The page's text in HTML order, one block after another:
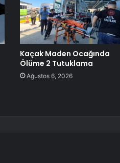
Kaçak Maden Ocağında
Ölüme 2 Tutuklama
Ağustos 6, 2026